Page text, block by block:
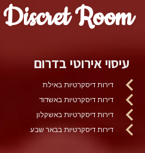
Discret Room
עיסוי אירוטי בדרום
דירות דיסקרטיות באילת
דירות דיסקרטיות באשדוד
דירות דיסקרטיות באשקלון
דירות דיסקרטיות בבאר שבע